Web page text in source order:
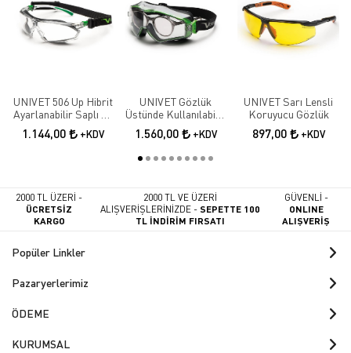
UNIVET 506 Up Hibrit
Ayarlanabilir Saplı Ve
Baş Bantlı Çizilmeye
Ve Buğu Oluşumuna
1.144,00 +KDV
UNIVET Gözlük
Üstünde Kullanılabilir
Kauçuk Içlikli
Koruyucu Gözlük
1.560,00 +KDV
UNIVET Sarı Lensli
Koruyucu Gözlük
897,00 +KDV
2000 TL ÜZERİ -
ÜCRETSİZ
KARGO
2000 TL VE ÜZERİ
ALIŞVERİŞLERİNİZDE -SEPETTE 100
TL İNDİRİM FIRSATI
GÜVENLİ -
ONLINE
ALIŞVERİŞ
Popüler Linkler
Pazaryerlerimiz
ÖDEME
KURUMSAL